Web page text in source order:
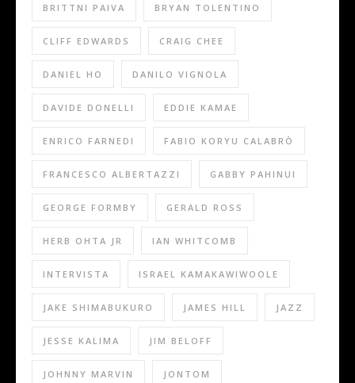
BRITTNI PAIVA BRYAN TOLENTINO
CLIFF EDWARDS CRAIG CHEE
DANIEL HO DANILO VIGNOLA
DAVIDE DONELLI EDDIE KAMAE
ENRICO FARNEDI FABIO KORYU CALABRÒ
FRANCESCO ALBERTAZZI GABBY PAHINUI
GEORGE FORMBY GERALD ROSS
HERB OHTA JR IAN WHITCOMB
INTERVISTA ISRAEL KAMAKAWIWOOLE
JAKE SHIMABUKURO JAMES HILL JAZZ
JESSE KALIMA JIM BELOFF
JOHNNY MARVIN JONTOM